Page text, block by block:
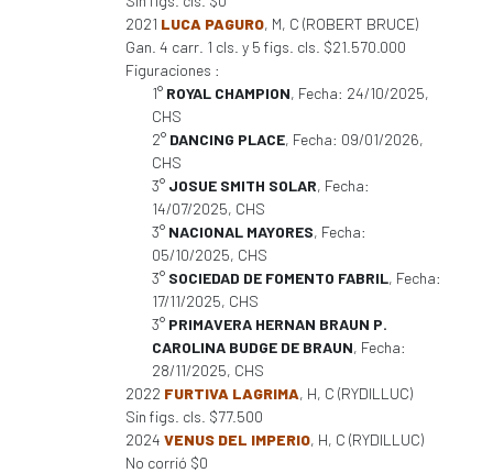
2021 LUCA PAGURO, M, C (ROBERT BRUCE)
Gan. 4 carr. 1 cls. y 5 figs. cls. $21.570.000
Figuraciones :
1° ROYAL CHAMPION, Fecha: 24/10/2025,
CHS
2° DANCING PLACE, Fecha: 09/01/2026,
CHS
3° JOSUE SMITH SOLAR, Fecha:
14/07/2025, CHS
3° NACIONAL MAYORES, Fecha:
05/10/2025, CHS
3° SOCIEDAD DE FOMENTO FABRIL, Fecha:
17/11/2025, CHS
3° PRIMAVERA HERNAN BRAUN P.
CAROLINA BUDGE DE BRAUN, Fecha:
28/11/2025, CHS
2022 FURTIVA LAGRIMA, H, C (RYDILLUC)
Sin figs. cls. $77.500
2024 VENUS DEL IMPERIO, H, C (RYDILLUC)
No corrió $0